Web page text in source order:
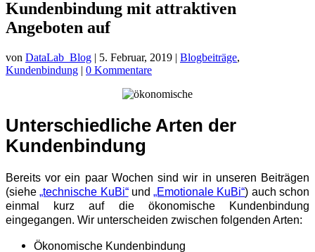
Kundenbindung mit attraktiven
Angeboten auf
von DataLab_Blog | 5. Februar, 2019 | Blogbeiträge,
Kundenbindung | 0 Kommentare
Unterschiedliche Arten der
Kundenbindung
Bereits vor ein paar Wochen sind wir in unseren Beiträgen
(siehe„technische KuBi“und„Emotionale KuBi“) auch schon
einmal kurz auf die ökonomische Kundenbindung
eingegangen. Wir unterscheiden zwischen folgenden Arten:
Ökonomische Kundenbindung